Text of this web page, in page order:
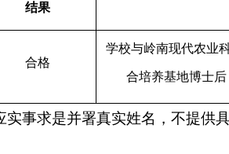
结果
合格
学校与岭南现代农业
合培养基地博士后
事求是并署真实姓名，不提供